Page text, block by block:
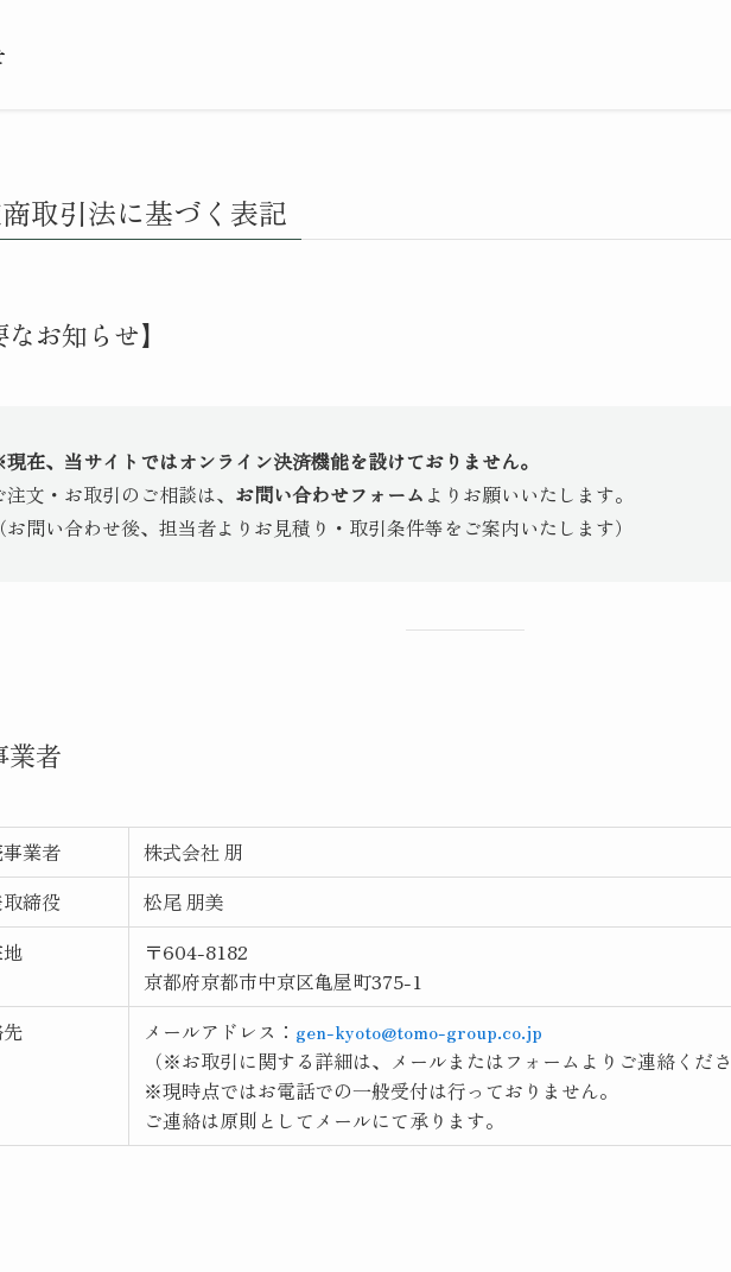
取引法に基づく表記
なお知らせ】
在、当サイトではオンライン決済機能を設けておりません。
注文・お取引のご相談は、 お問い合わせフォーム よりお願いいたします。
（お問い合わせ後、担当者よりお見積り・取引条件等をご案内いたします）
業者
業者
株式会社 朋
締役
松尾 朋美
〒604-8182
京都府京都市中京区亀屋町375-1
メールアドレス： gen-kyoto@tomo-group.co.jp
（※お取引に関する詳細は、メールまたはフォームよりご連絡くだ
※現時点ではお電話での一般受付は行っておりません。
ご連絡は原則としてメールにて承ります。